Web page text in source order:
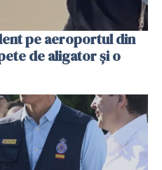
pe aeroportul din
de aligator și o